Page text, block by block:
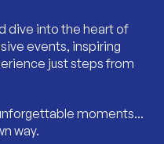
dive into the heart of
events, inspiring
just steps from
moments...
way.